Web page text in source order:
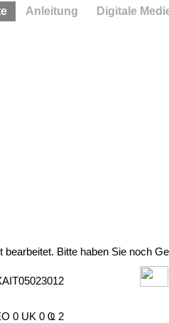
Bitte haben Sie noch
0 UK 0 Ҩ 2
Anleitung Digitale